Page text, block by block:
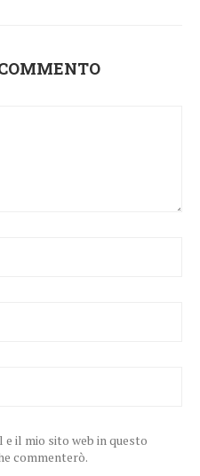
e il mio sito web in questo
commenterò.